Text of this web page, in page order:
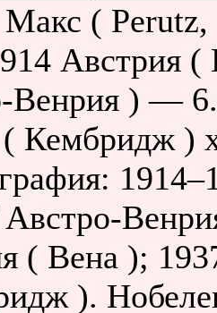
(
Австрия (
Венрия ) —
Кембридж )
( Вена );
).